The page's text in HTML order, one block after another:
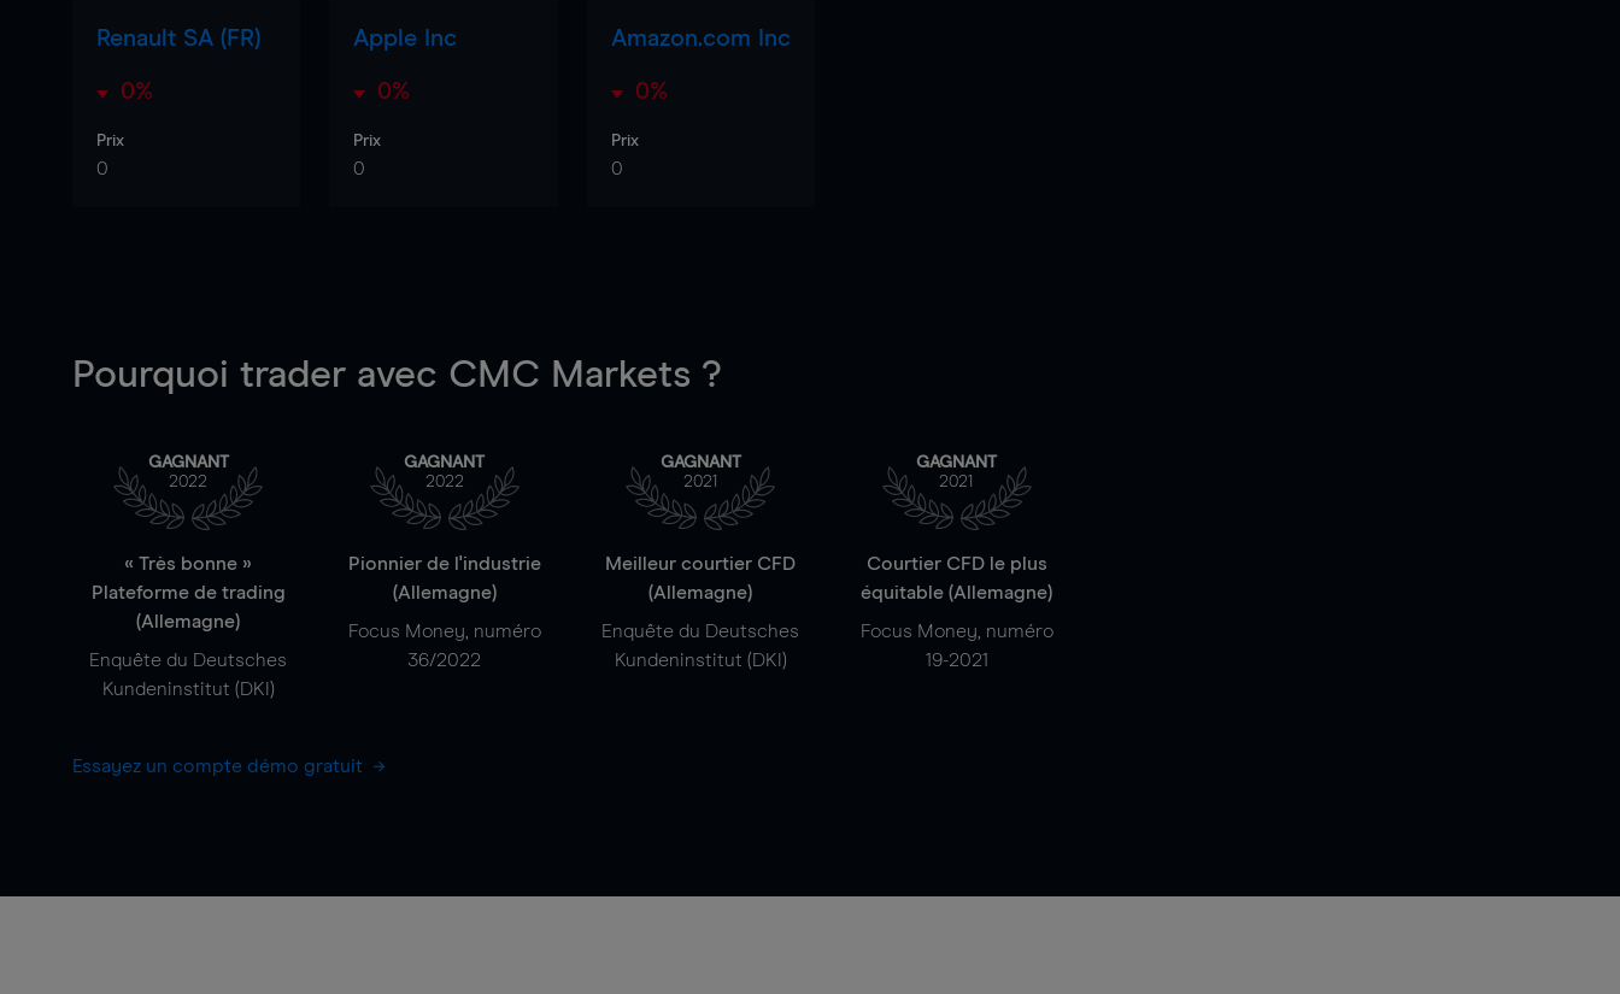
Renault SA (FR)
0%
Prix
0
Apple Inc
0%
Prix
0
Amazon.com Inc
0%
Prix
0
Pourquoi trader avec CMC Markets ?
GAGNANT
2022
« Très bonne »
Plateforme de trading
(Allemagne)
Enquête du Deutsches
Kundeninstitut (DKI)
GAGNANT
2022
Pionnier de l'industrie
(Allemagne)
Focus Money, numéro
36/2022
GAGNANT
2021
Meilleur courtier CFD
(Allemagne)
Enquête du Deutsches
Kundeninstitut (DKI)
GAGNANT
2021
Courtier CFD le plus
équitable (Allemagne)
Focus Money, numéro
19-2021
Essayez un compte démo gratuit